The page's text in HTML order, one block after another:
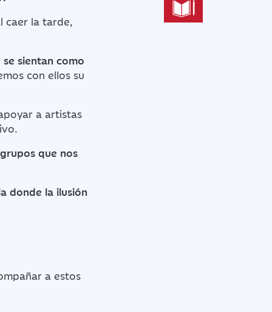
caer la tarde,
sientan como
con ellos su
a artistas
que nos
donde la ilusión
a estos